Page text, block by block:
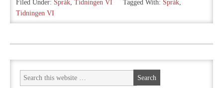
Filed Under: Språk, Tidningen VI Tagged With: Språk,
Tidningen VI